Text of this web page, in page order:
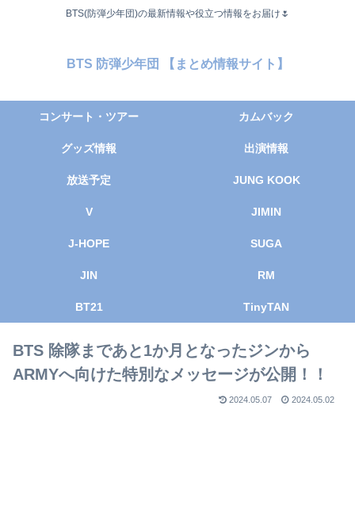
BTS(防弾少年団)の最新情報や役立つ情報をお届け🌷
BTS 防弾少年団 【まとめ情報サイト】
コンサート・ツアー カムバック
グッズ情報 出演情報
放送予定 JUNG KOOK
V JIMIN
J-HOPE SUGA
JIN RM
BT21 TinyTAN
BTS 除隊まであと1か月となったジンから
ARMYへ向けた特別なメッセージが公開！！
2024.05.07 2024.05.02